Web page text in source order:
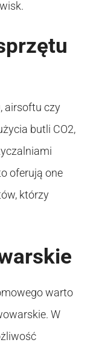
airsoftu czy
butli CO2,
oferują one
którzy
warto
W